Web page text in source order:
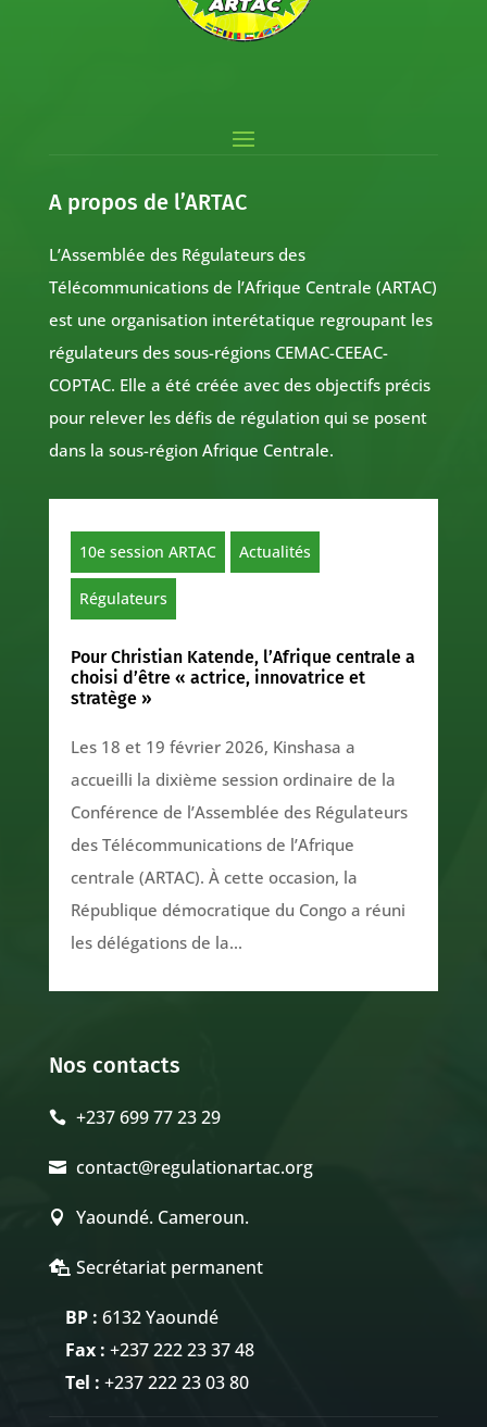
A propos de l’ARTAC
L’Assemblée des Régulateurs des
Télécommunications de l’Afrique Centrale (ARTAC)
est une organisation interétatique regroupant les
régulateurs des sous-régions CEMAC-CEEAC-
COPTAC. Elle a été créée avec des objectifs précis
pour relever les défis de régulation qui se posent
dans la sous-région Afrique Centrale.
10e session ARTAC Actualités
Régulateurs
Pour Christian Katende, l’Afrique centrale a
choisi d’être « actrice, innovatrice et
stratège »
Les 18 et 19 février 2026, Kinshasa a
accueilli la dixième session ordinaire de la
Conférence de l’Assemblée des Régulateurs
des Télécommunications de l’Afrique
centrale (ARTAC). À cette occasion, la
République démocratique du Congo a réuni
les délégations de la...
Nos contacts
 +237 699 77 23 29
 contact@regulationartac.org
 Yaoundé. Cameroun.
 Secrétariat permanent
BP : 6132 Yaoundé
Fax : +237 222 23 37 48
Tel : +237 222 23 03 80